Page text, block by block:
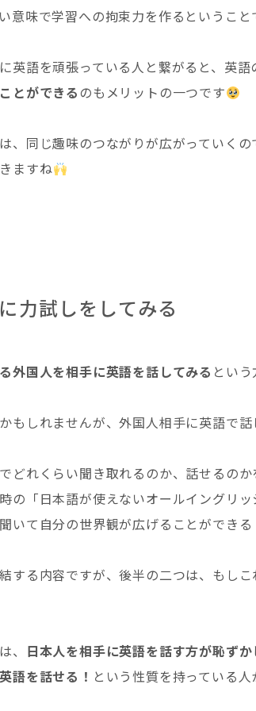
意味で学習への拘束力を作るということ
英語を頑張っている人と繋がると、英
とができる のもメリットの一つです
、同じ趣味のつながりが広がっていく
ますね
力試しをしてみる
外国人を相手に英語を話してみる という
もしれませんが、外国人相手に英語で
どれくらい聞き取れるのか、話せるの
の「日本語が使えないオールイングリ
いて自分の世界観が広げることができる
する内容ですが、後半の二つは、もし
、 日本人を相手に英語を話す方が恥ず
語を話せる！ という性質を持っている